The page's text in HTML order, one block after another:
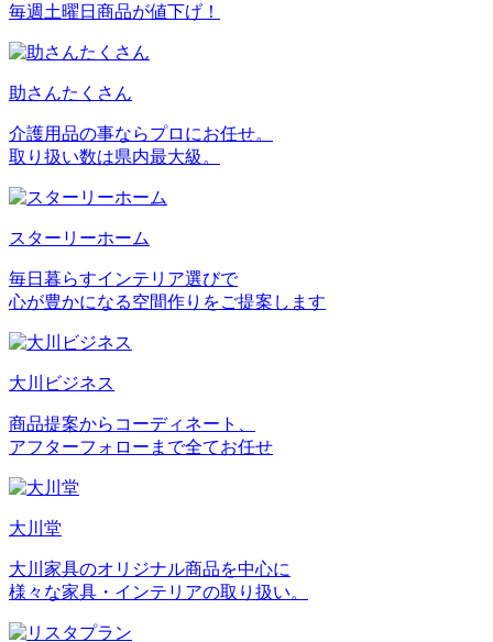
毎週土曜日商品が値下げ！
助さんたくさん
介護用品の事ならプロにお任せ。
取り扱い数は県内最大級。
スターリーホーム
毎日暮らすインテリア選びで
心が豊かになる空間作りをご提案します
大川ビジネス
商品提案からコーディネート、
アフターフォローまで全てお任せ
大川堂
大川家具のオリジナル商品を中心に
様々な家具・インテリアの取り扱い。